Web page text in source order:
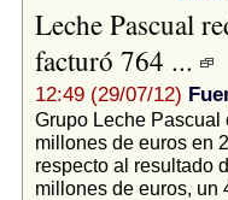
Leche Pascual
facturó 764 ...
12:49 (29/07/12)
Grupo Leche Pascual
millones de euros en
respecto al resultado
millones de euros, un